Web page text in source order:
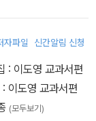
자파일 신간알림 신청
: 이도영 교과서편
이도영 교과서편
(모두보기)